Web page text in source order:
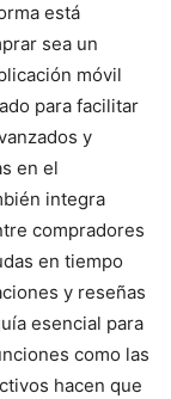
está
sea un
móvil
para facilitar
y
en el
integra
compradores
en tiempo
y reseñas
esencial para
como las
hacen que